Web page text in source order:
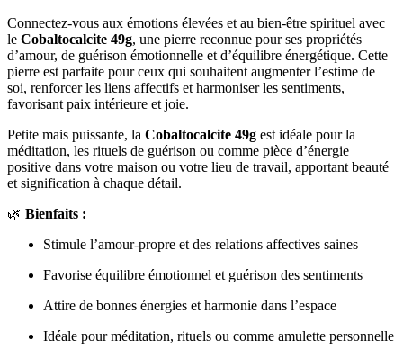
Connectez-vous aux émotions élevées et au bien-être spirituel avec
le Cobaltocalcite 49g, une pierre reconnue pour ses propriétés
d’amour, de guérison émotionnelle et d’équilibre énergétique. Cette
pierre est parfaite pour ceux qui souhaitent augmenter l’estime de
soi, renforcer les liens affectifs et harmoniser les sentiments,
favorisant paix intérieure et joie.
Petite mais puissante, la Cobaltocalcite 49g est idéale pour la
méditation, les rituels de guérison ou comme pièce d’énergie
positive dans votre maison ou votre lieu de travail, apportant beauté
et signification à chaque détail.
🌿 Bienfaits :
Stimule l’amour-propre et des relations affectives saines
Favorise équilibre émotionnel et guérison des sentiments
Attire de bonnes énergies et harmonie dans l’espace
Idéale pour méditation, rituels ou comme amulette personnelle